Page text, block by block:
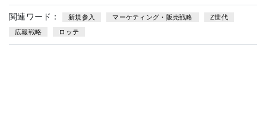
関連ワード： 新規参入 マーケティング・販売戦略 Z世代
広報戦略 ロッテ